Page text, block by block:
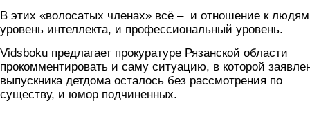
В этих «волосатых членах» всё – и отношение к
уровень интеллекта, и профессиональный уровень.
Vidsboku предлагает прокуратуре Рязанской области
прокомментировать и саму ситуацию, в которой
выпускника детдома осталось без рассмотрения по
существу, и юмор подчиненных.